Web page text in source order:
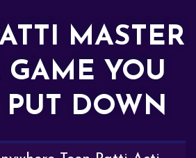
MASTER
GAME YOU
PUT DOWN